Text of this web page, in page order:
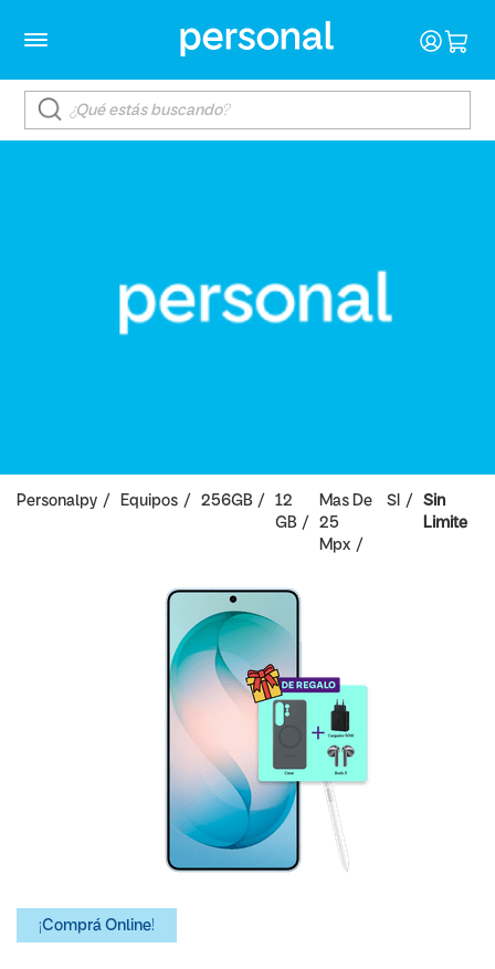
Personalpy Equipos 256GB
12
GB
Mas De
25
Mpx
SI
Sin
Limite
¡Comprá Online!